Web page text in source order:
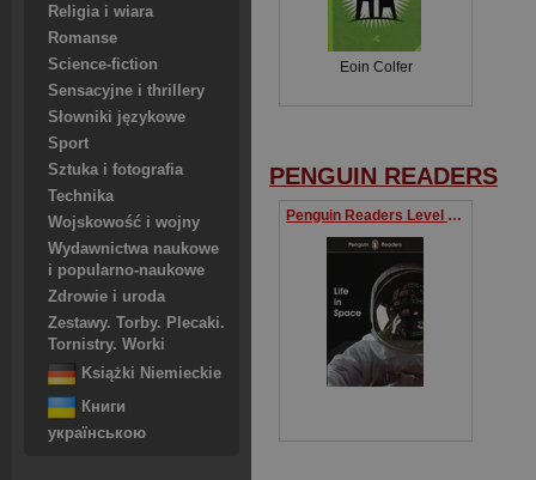
Religia i wiara
Romanse
Science-fiction
Sensacyjne i thrillery
Słowniki językowe
Sport
Sztuka i fotografia
Technika
Wojskowość i wojny
Wydawnictwa naukowe
i popularno-naukowe
Zdrowie i uroda
Zestawy. Torby. Plecaki.
Tornistry. Worki
Książki Niemieckie
Книги
українською
Eoin Colfer
PENGUIN READERS
Penguin Readers Level 2 Life in Space